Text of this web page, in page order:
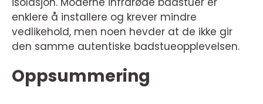
enklere å installere og krever mindre
vedlikehold, men noen hevder at de ikke gir
den samme autentiske badstueopplevelsen.
Oppsummering